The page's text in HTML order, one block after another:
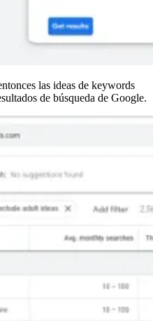
las ideas de keywords
de búsqueda de Google.